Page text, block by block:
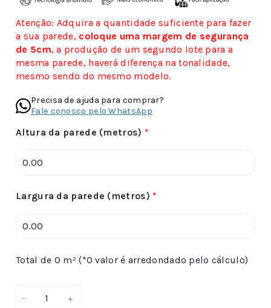
Atenção: Adquira a quantidade suficiente para fazer
a sua parede, coloque uma margem de segurança
de 5cm, a produção de um segundo lote para a
mesma parede, haverá diferença na tonalidade,
mesmo sendo do mesmo modelo.
Precisa de ajuda para comprar?
Fale conosco pelo WhatsApp
Altura da parede (metros) *
Largura da parede (metros) *
Total de 0 m² (*O valor é arredondado pelo cálculo)
Papel